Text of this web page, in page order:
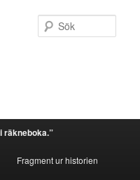
räkneboka.”
Fragment ur historien